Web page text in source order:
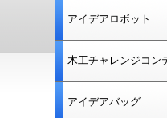
アイデアロボット
木工チャレンジコン
アイデアバッグ